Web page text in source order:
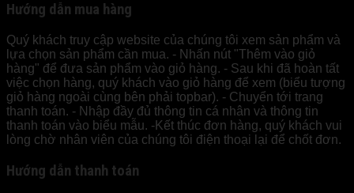
Hướng dẫn mua hàng
Quý khách truy cập website của chúng tôi xem sản phẩm và
lựa chọn sản phẩm cần mua. - Nhấn nút "Thêm vào giỏ
hàng" để đưa sản phẩm vào giỏ hàng. - Sau khi đã hoàn tất
việc chọn hàng, quý khách vào giỏ hàng để xem (biểu tượng
giỏ hàng ngoài cùng bên phải topbar). - Chuyển tới trang
thanh toán. - Nhập đầy đủ thông tin cá nhân và thông tin
thanh toán vào biểu mẫu. -Kết thúc đơn hàng, quý khách vui
lòng chờ nhân viên của chúng tôi điện thoại lại để chốt đơn.
Hướng dẫn thanh toán